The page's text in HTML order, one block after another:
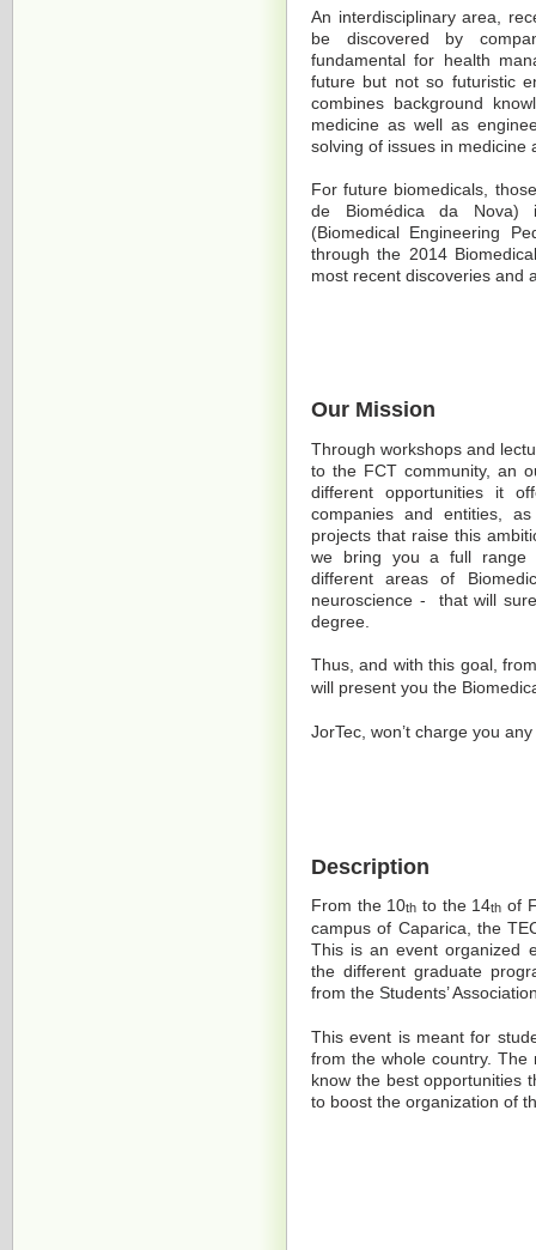
An interdisciplinary area,
be discovered by
fundamental for health
future but not so futuristic
combines background
medicine as well as
solving of issues in medicine
For future biomedicals,
de Biomédica da Nova)
(Biomedical Engineering
through the 2014
most recent discoveries and
Our Mission
Through workshops and
to the FCT community, an
different opportunities it
companies and entities,
projects that raise this
we bring you a full range
different areas of
neuroscience - that will
degree.
Thus, and with this goal,
will present you the
JorTec, won’t charge you
Description
From the 10th to the 14th of
campus of Caparica, the
This is an event organized
the different graduate
from the Students’
This event is meant for
from the whole country. The
know the best opportunities
to boost the organization of